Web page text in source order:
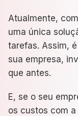
Atualmente,
uma única
tarefas. Assim,
sua empresa,
que antes.
E, se o seu
os custos com